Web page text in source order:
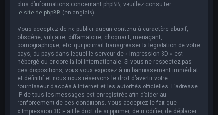
plus d’informations concernant phpBB, veuillez consulter
le site de phpBB (en anglais).
Vous acceptez de ne publier aucun contenu à caractère abusif,
obscène, vulgaire, diffamatoire, choquant, menaçant,
pornographique, etc. qui pourrait transgresser la législation de votre
pays, du pays dans lequel le serveur de « Impression 3D » est
hébergé ou encore la loi internationale. Si vous ne respectez pas
ces dispositions, vous vous exposez à un bannissement immédiat
et définitif et nous nous réservons le droit d’avertir votre
fournisseur d’accès à internet et les autorités officielles. L’adresse
IP de tous les messages est enregistrée afin d’aider au
renforcement de ces conditions. Vous acceptez le fait que
« Impression 3D » ait le droit de supprimer, de modifier, de déplacer